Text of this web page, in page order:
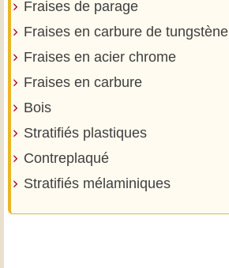
Fraises de parage
Fraises en carbure de tungstène
Fraises en acier chrome
Fraises en carbure
Bois
Stratifiés plastiques
Contreplaqué
Stratifiés mélaminiques